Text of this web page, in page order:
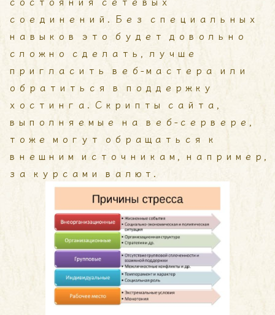
соединений. Без специальных
навыков это будет довольно
сложно сделать, лучше
пригласить веб-мастера или
обратиться в поддержку
хостинга. Скрипты сайта,
выполняемые на веб-сервере,
тоже могут обращаться к
внешним источникам, например,
за курсами валют.